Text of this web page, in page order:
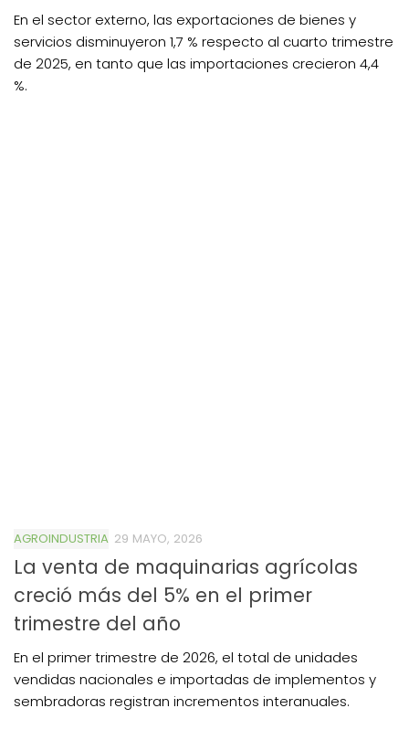
En el sector externo, las exportaciones de bienes y
servicios disminuyeron 1,7 % respecto al cuarto trimestre
de 2025, en tanto que las importaciones crecieron 4,4
%.
AGROINDUSTRIA 29 MAYO, 2026
La venta de maquinarias agrícolas
creció más del 5% en el primer
trimestre del año
En el primer trimestre de 2026, el total de unidades
vendidas nacionales e importadas de implementos y
sembradoras registran incrementos interanuales.